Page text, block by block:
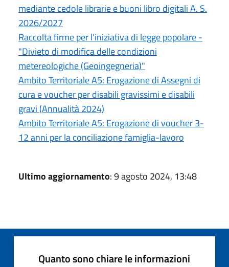
mediante cedole librarie e buoni libro digitali A. S.
2026/2027
Raccolta firme per l'iniziativa di legge popolare -
"Divieto di modifica delle condizioni
metereologiche (Geoingegneria)"
Ambito Territoriale A5: Erogazione di Assegni di
cura e voucher per disabili gravissimi e disabili
gravi (Annualità 2024)
Ambito Territoriale A5: Erogazione di voucher 3-
12 anni per la conciliazione famiglia-lavoro
Ultimo aggiornamento: 9 agosto 2024, 13:48
Quanto sono chiare le informazioni